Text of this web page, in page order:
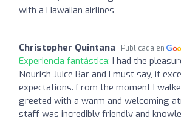
with a Hawaiian airlines
Christopher Quintana Publicada en
Experiencia fantástica: I had the
Nourish Juice Bar and I must say, it
expectations. From the moment I
greeted with a warm and welcoming
staff was incredibly friendly and